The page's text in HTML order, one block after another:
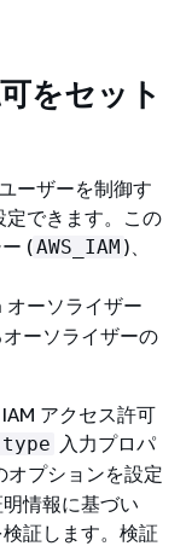
をセット
ーザーを制御す
定できます。この
(AWS_IAM )、
オーソライザー
ーソライザーの
アクセス許可
入力プロパ
オプションを設定
情報に基づい
証します。検証